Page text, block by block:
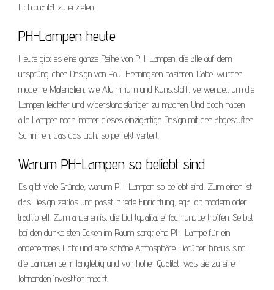
Lichtqualität zu erzielen.
PH-Lampen heute
Heute gibt es eine ganze Reihe von PH-Lampen, die alle auf dem
ursprünglichen Design von Poul Henningsen basieren. Dabei wurden
moderne Materialien, wie Aluminium und Kunststoff, verwendet, um die
Lampen leichter und widerstandsfähiger zu machen. Und doch haben
alle Lampen noch immer dieses einzigartige Design mit den abgestuften
Schirmen, das das Licht so perfekt verteilt.
Warum PH-Lampen so beliebt sind
Es gibt viele Gründe, warum PH-Lampen so beliebt sind. Zum einen ist
das Design zeitlos und passt in jede Einrichtung, egal ob modern oder
traditionell. Zum anderen ist die Lichtqualität einfach unübertroffen. Selbst
bei den dunkelsten Ecken im Raum sorgt eine PH-Lampe für ein
angenehmes Licht und eine schöne Atmosphäre. Darüber hinaus sind
die Lampen sehr langlebig und von hoher Qualität, was sie zu einer
lohnenden Investition macht.